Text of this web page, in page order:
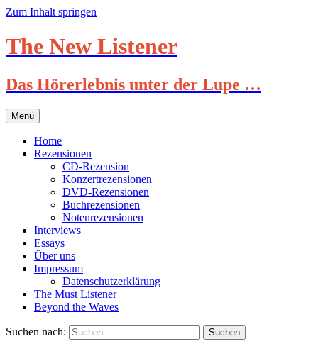
Zum Inhalt springen
The New Listener
Das Hörerlebnis unter der Lupe …
Menü
Home
Rezensionen
CD-Rezension
Konzertrezensionen
DVD-Rezensionen
Buchrezensionen
Notenrezensionen
Interviews
Essays
Über uns
Impressum
Datenschutzerklärung
The Must Listener
Beyond the Waves
Suchen nach: